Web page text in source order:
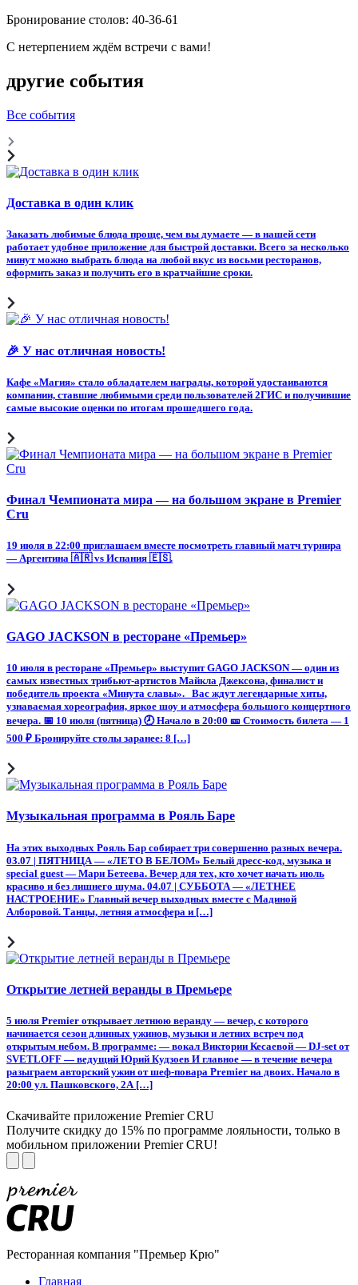
Бронирование столов: 40-36-61
С нетерпением ждём встречи с вами!
другие события
Все события
Доставка в один клик
Заказать любимые блюда проще, чем вы думаете — в нашей сети
работает удобное приложение для быстрой доставки. Всего за несколько
минут можно выбрать блюда на любой вкус из восьми ресторанов,
оформить заказ и получить его в кратчайшие сроки.
🎉 У нас отличная новость!
Кафе «Магия» стало обладателем награды, которой удостаиваются
компании, ставшие любимыми среди пользователей 2ГИС и получившие
самые высокие оценки по итогам прошедшего года.
Финал Чемпионата мира — на большом экране в Premier
Cru
19 июля в 22:00 приглашаем вместе посмотреть главный матч турнира
— Аргентина 🇦🇷 vs Испания 🇪🇸.
GAGO JACKSON в ресторане «Премьер»
10 июля в ресторане «Премьер» выступит GAGO JACKSON — один из
самых известных трибьют-артистов Майкла Джексона, финалист и
победитель проекта «Минута славы». Вас ждут легендарные хиты,
узнаваемая хореография, яркое шоу и атмосфера большого концертного
вечера. 📅 10 июля (пятница) 🕗 Начало в 20:00 🎫 Стоимость билета — 1
500 ₽ Бронируйте столы заранее: 8 […]
Музыкальная программа в Рояль Баре
На этих выходных Рояль Бар собирает три совершенно разных вечера.
03.07 | ПЯТНИЦА — «ЛЕТО В БЕЛОМ» Белый дресс-код, музыка и
special guest — Мари Бетеева. Вечер для тех, кто хочет начать июль
красиво и без лишнего шума. 04.07 | СУББОТА — «ЛЕТНЕЕ
НАСТРОЕНИЕ» Главный вечер выходных вместе с Мадиной
Алборовой. Танцы, летняя атмосфера и […]
Открытие летней веранды в Премьере
5 июля Premier открывает летнюю веранду — вечер, с которого
начинается сезон длинных ужинов, музыки и летних встреч под
открытым небом. В программе: — вокал Виктории Кесаевой — DJ-set от
SVETLOFF — ведущий Юрий Кудзоев И главное — в течение вечера
разыграем авторский ужин от шеф-повара Premier на двоих. Начало в
20:00 ул. Пашковского, 2А […]
Скачивайте приложение Premier CRU
Получите скидку до 15% по программе лояльности, только в
мобильном приложении Premier CRU!
Ресторанная компания "Премьер Крю"
Главная